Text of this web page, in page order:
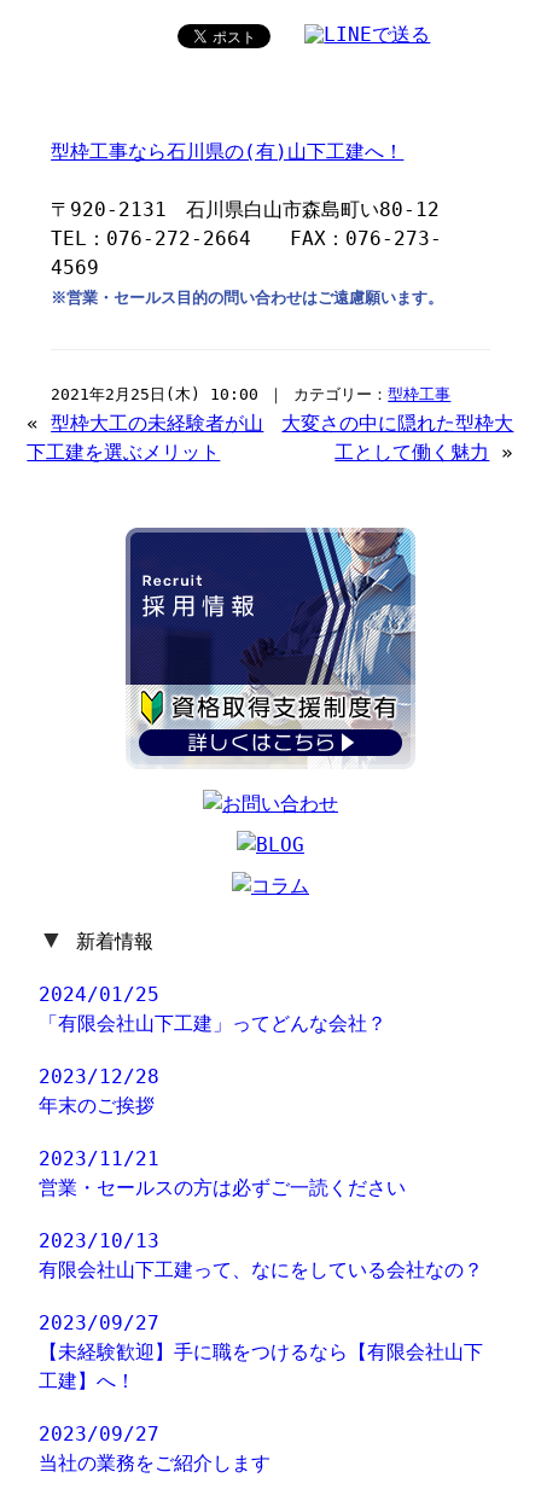
型枠工事なら石川県の(有)山下工建へ！
〒920-2131 石川県白山市森島町い80-12
TEL：076-272-2664 FAX：076-273-
4569
※営業・セールス目的の問い合わせはご遠慮願います。
2021年2月25日(木) 10:00 ｜ カテゴリー：型枠工事
«型枠大工の未経験者が山
下工建を選ぶメリット
大変さの中に隠れた型枠大
工として働く魅力
»
▼ 新着情報
2024/01/25
「有限会社山下工建」ってどんな会社？
2023/12/28
年末のご挨拶
2023/11/21
営業・セールスの方は必ずご一読ください
2023/10/13
有限会社山下工建って、なにをしている会社なの？
2023/09/27
【未経験歓迎】手に職をつけるなら【有限会社山下
工建】へ！
2023/09/27
当社の業務をご紹介します